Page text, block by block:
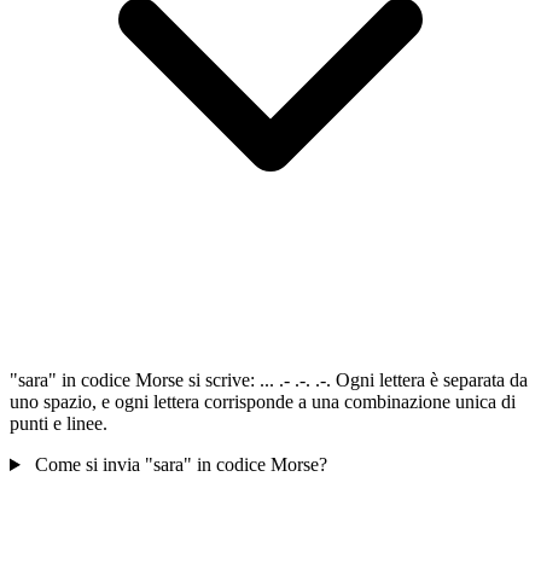
"sara" in codice Morse si scrive: ... .- .-. .-. Ogni lettera è separata da
uno spazio, e ogni lettera corrisponde a una combinazione unica di
punti e linee.
Come si invia "sara" in codice Morse?